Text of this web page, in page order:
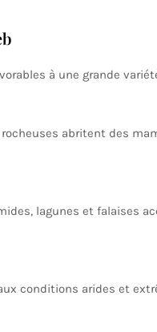
à une grande
abritent des
lagunes et falaises
conditions arides et